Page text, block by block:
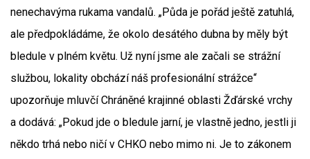
nenechavýma rukama vandalů. „Půda je pořád ještě zatuhlá,
ale předpokládáme, že okolo desátého dubna by měly být
bledule v plném květu. Už nyní jsme ale začali se strážní
službou, lokality obchází náš profesionální strážce“
upozorňuje mluvčí Chráněné krajinné oblasti Žďárské vrchy
a dodává: „Pokud jde o bledule jarní, je vlastně jedno, jestli ji
někdo trhá nebo ničí v CHKO nebo mimo ni. Je to zákonem